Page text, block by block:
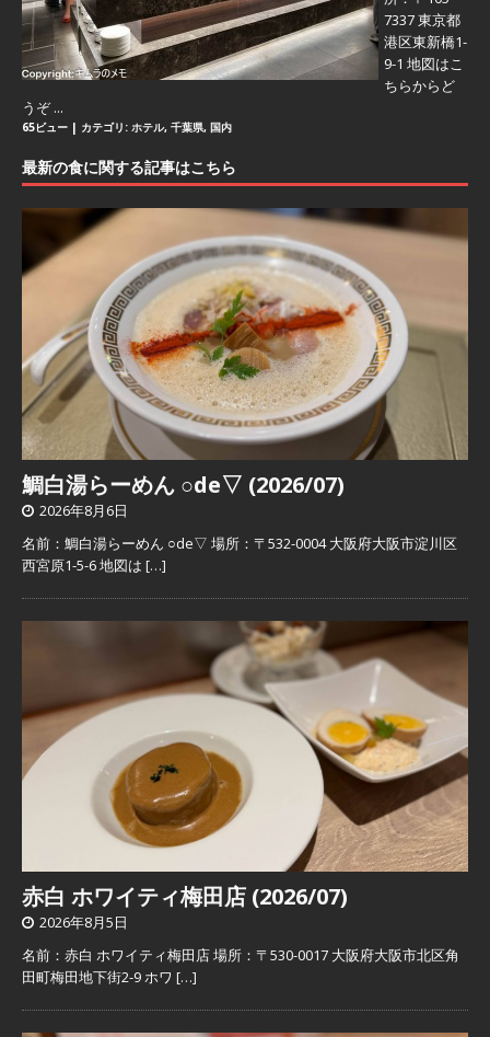
7337 東京都
港区東新橋1-
9-1 地図はこ
ちらからど
うぞ ...
65ビュー | カテゴリ: ホテル, 千葉県, 国内
最新の食に関する記事はこちら
鯛白湯らーめん ○de▽ (2026/07)
2026年8月6日
名前：鯛白湯らーめん ○de▽ 場所：〒532-0004 大阪府大阪市淀川区
西宮原1-5-6 地図は […]
赤白 ホワイティ梅田店 (2026/07)
2026年8月5日
名前：赤白 ホワイティ梅田店 場所：〒530-0017 大阪府大阪市北区角
田町梅田地下街2-9 ホワ […]